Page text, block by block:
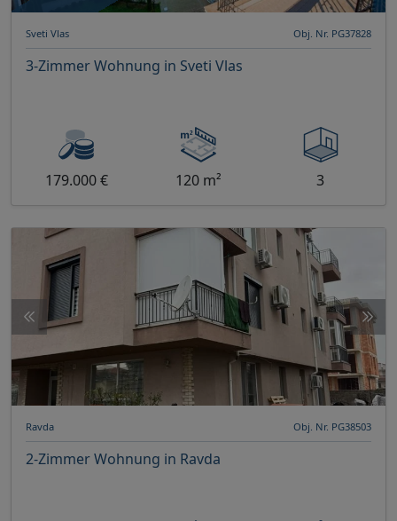
Sveti Vlas Obj. Nr. PG37828
3-Zimmer Wohnung in Sveti Vlas
179.000 € 120 m² 3
Ravda Obj. Nr. PG38503
2-Zimmer Wohnung in Ravda